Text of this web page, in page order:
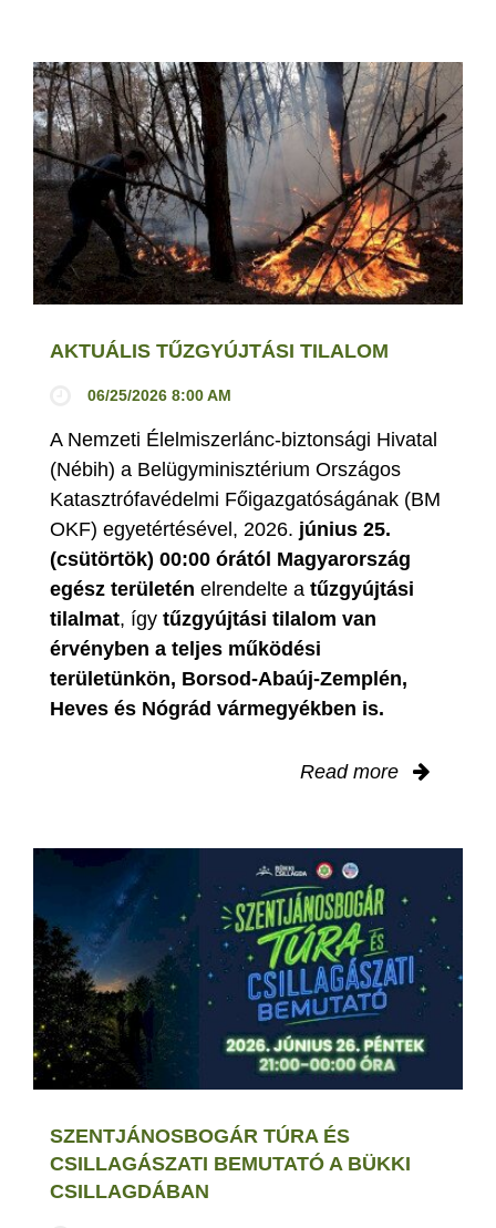
AKTUÁLIS TŰZGYÚJTÁSI TILALOM
06/25/2026 8:00 AM
A Nemzeti Élelmiszerlánc-biztonsági Hivatal
(Nébih) a Belügyminisztérium Országos
Katasztrófavédelmi Főigazgatóságának (BM
OKF) egyetértésével, 2026. június 25.
(csütörtök) 00:00 órától Magyarország
egész területén elrendelte a tűzgyújtási
tilalmat, így tűzgyújtási tilalom van
érvényben a teljes működési
területünkön, Borsod-Abaúj-Zemplén,
Heves és Nógrád vármegyékben is.
Read more
SZENTJÁNOSBOGÁR TÚRA ÉS
CSILLAGÁSZATI BEMUTATÓ A BÜKKI
CSILLAGDÁBAN